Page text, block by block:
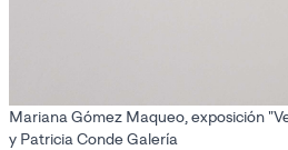
Mariana Gómez Maqueo, exposición
y Patricia Conde Galería